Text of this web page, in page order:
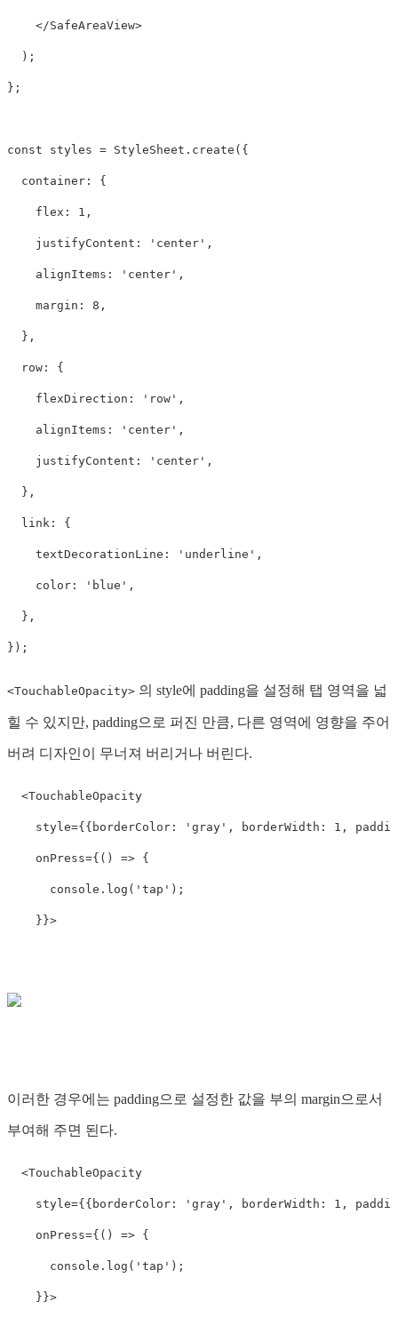
</SafeAreaView>
);
};
const styles = StyleSheet . create ({
container : {
flex : 1 ,
justifyContent : ' center ' ,
alignItems : ' center ' ,
margin : 8 ,
},
row : {
flexDirection : ' row ' ,
alignItems : ' center ' ,
justifyContent : ' center ' ,
},
link : {
textDecorationLine : ' underline ' ,
color : ' blue ' ,
},
});
<TouchableOpacity> 의 style에 padding을 설정해 탭 영역을 넓
힐 수 있지만, padding으로 퍼진 만큼, 다른 영역에 영향을 주어
버려 디자인이 무너져 버리거나 버린다.
<TouchableOpacity
style={ { borderColor : ' gray ' , borderWidth : 1 ,
onPress={ () => {
console . log ( ' tap ' );
} }>
이러한 경우에는 padding으로 설정한 값을 부의 margin으로서
부여해 주면 된다.
<TouchableOpacity
style={ { borderColor : ' gray ' , borderWidth : 1 ,
onPress={ () => {
console . log ( ' tap ' );
} }>